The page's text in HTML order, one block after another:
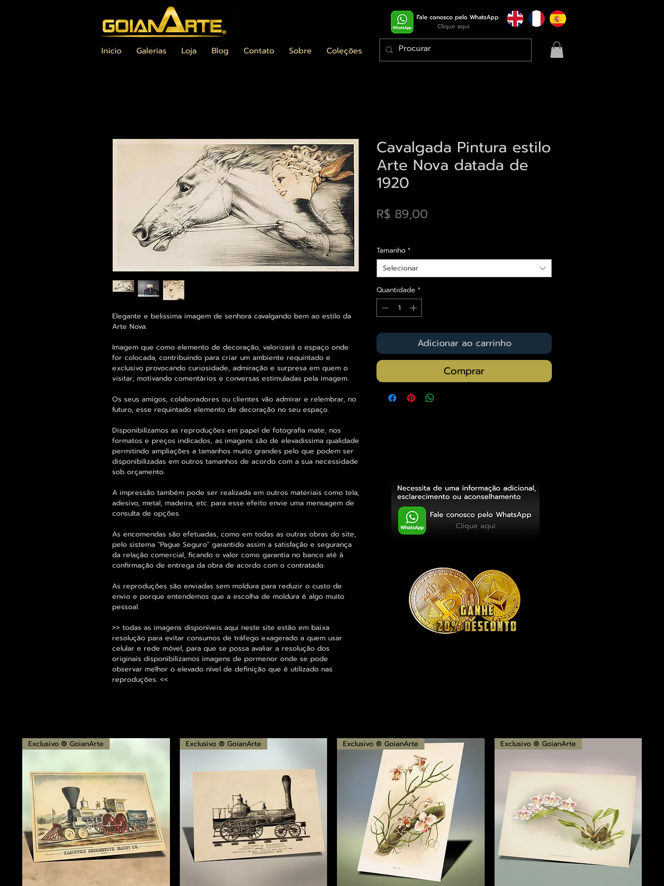
Inicio Galerias Loja Blog Contato Sobre Coleções
Elegante e belissima imagem de senhora cavalgando bem ao estilo da
Arte Nova.
Imagem que como elemento de decoração, valorizará o espaço onde
for colocada, contribuindo para criar um ambiente requintado e
exclusivo provocando curiosidade, admiração e surpresa em quem o
visitar, motivando comentários e conversas estimuladas pela imagem.
Os seus amigos, colaboradores ou clientes vão admirar e relembrar, no
futuro, esse requintado elemento de decoração no seu espaço.
Disponibilizamos as reproduções em papel de fotografia mate, nos
formatos e preços indicados, as imagens são de elevadissima qualidade
permitindo ampliações a tamanhos muito grandes pelo que podem ser
disponibilizadas em outros tamanhos de acordo com a sua necessidade
sob orçamento.
A impressão também pode ser realizada em outros materiais como tela,
adesivo, metal, madeira, etc. para esse efeito envie uma mensagem de
consulta de opções.
As encomendas são efetuadas, como em todas as outras obras do site,
pelo sistema "Pague Seguro" garantido assim a satisfação e segurança
da relação comercial, ficando o valor como garantia no banco até à
confirmação de entrega da obra de acordo com o contratado.
As reproduções são enviadas sem moldura para reduzir o custo de
envio e porque entendemos que a escolha de moldura é algo muito
pessoal.
>> todas as imagens disponíveis aqui neste site estão em baixa
resolução para evitar consumos de tráfego exagerado a quem usar
celular e rede móvel, para que se possa avaliar a resolução dos
originais disponibilizamos imagens de pormenor onde se pode
observar melhor o elevado nível de definição que é utilizado nas
reproduções. <<
Cavalgada Pintura estilo
Arte Nova datada de
1920
R$ 89,00
Tamanho*
Selecionar
Quantidade *
Adicionar ao carrinho
Comprar
Exclusivo ® GoianArte Exclusivo ® GoianArte Exclusivo ® GoianArte Exclusivo ® GoianArte